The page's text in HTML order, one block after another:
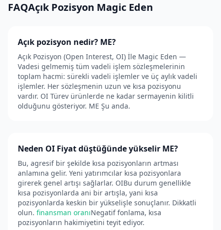
FAQAçık Pozisyon Magic Eden
Açık pozisyon nedir? ME?
Açık Pozisyon (Open Interest, OI) İle Magic Eden —
Vadesi gelmemiş tüm vadeli işlem sözleşmelerinin
toplam hacmi: sürekli vadeli işlemler ve üç aylık vadeli
işlemler. Her sözleşmenin uzun ve kısa pozisyonu
vardır. OI Türev ürünlerde ne kadar sermayenin kilitli
olduğunu gösteriyor. ME Şu anda.
Neden OI Fiyat düştüğünde yükselir ME?
Bu, agresif bir şekilde kısa pozisyonların artması
anlamına gelir. Yeni yatırımcılar kısa pozisyonlara
girerek genel artışı sağlarlar. OIBu durum genellikle
kısa pozisyonlarda ani bir artışla, yani kısa
pozisyonlarda keskin bir yükselişle sonuçlanır. Dikkatli
olun. finansman oranıNegatif fonlama, kısa
pozisyonların hakimiyetini teyit ediyor.